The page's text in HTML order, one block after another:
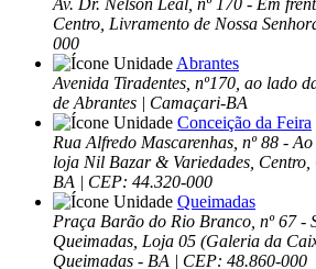
Centro, Livramento de Nossa
000
Abrantes
Avenida Tiradentes, nº170, ao lado
de Abrantes | Camaçari-BA
Conceição da Feira
Rua Alfredo Mascarenhas, nº 88 -
loja Nil Bazar & Variedades,
BA | CEP: 44.320-000
Queimadas
Praça Barão do Rio Branco, nº 67 -
Queimadas, Loja 05 (Galeria da
Queimadas - BA | CEP: 48.860-000